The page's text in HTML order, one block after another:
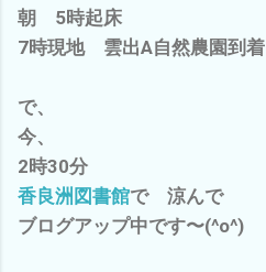
朝 5時起床
7時現地 雲出A自然農園到着
で、
今、
2時30分
香良洲図書館で 涼んで
ブログアップ中です〜(^o^)